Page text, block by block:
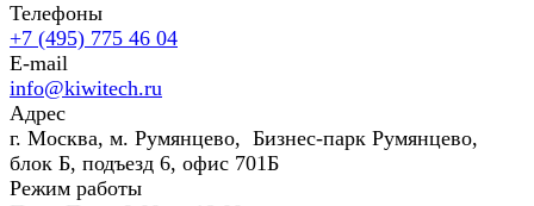
Телефоны
+7 (495) 775 46 04
E-mail
info@kiwitech.ru
Адрес
г. Москва, м. Румянцево, Бизнес-парк Румянцево,
блок Б, подъезд 6, офис 701Б
Режим работы